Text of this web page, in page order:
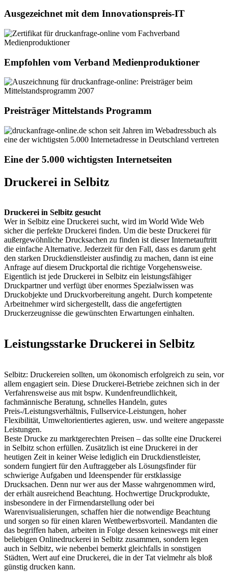
Ausgezeichnet mit dem Innovationspreis-IT
Empfohlen vom Verband Medienproduktioner
Preisträger Mittelstands Programm
Eine der 5.000 wichtigsten Internetseiten
Druckerei in Selbitz
Druckerei in Selbitz gesucht
Wer in Selbitz eine Druckerei sucht, wird im World Wide Web
sicher die perfekte Druckerei finden. Um die beste Druckerei für
außergewöhnliche Drucksachen zu finden ist dieser Internetauftritt
die einfache Alternative. Jederzeit für den Fall, dass es darum geht
den starken Druckdienstleister ausfindig zu machen, dann ist eine
Anfrage auf diesem Druckportal die richtige Vorgehensweise.
Eigentlich ist jede Druckerei in Selbitz ein leistungsfähiger
Druckpartner und verfügt über enormes Spezialwissen was
Druckobjekte und Druckvorbereitung angeht. Durch kompetente
Arbeitnehmer wird sichergestellt, dass die angefertigten
Druckerzeugnisse die gewünschten Erwartungen einhalten.
Leistungsstarke Druckerei in Selbitz
Selbitz: Druckereien sollten, um ökonomisch erfolgreich zu sein, vor
allem engagiert sein. Diese Druckerei-Betriebe zeichnen sich in der
Verfahrensweise aus mit bspw. Kundenfreundlichkeit,
fachmännische Beratung, schnelles Handeln, gutes
Preis-/Leistungsverhältnis, Fullservice-Leistungen, hoher
Flexibilität, Umweltorientiertes agieren, usw. und weitere angepasste
Leistungen.
Beste Drucke zu marktgerechten Preisen – das sollte eine Druckerei
in Selbitz schon erfüllen. Zusätzlich ist eine Druckerei in der
heutigen Zeit in keiner Weise lediglich ein Druckdienstleister,
sondern fungiert für den Auftraggeber als Lösungsfinder für
schwierige Aufgaben und Ideenspender für erstklassige
Drucksachen. Denn nur wer aus der Masse wahrgenommen wird,
der erhält ausreichend Beachtung. Hochwertige Druckprodukte,
insbesondere in der Firmendarstellung oder bei
Warenvisualisierungen, schaffen hier die notwendige Beachtung
und sorgen so für einen klaren Wettbewerbsvorteil. Mandanten die
das begriffen haben, arbeiten in Folge dessen keineswegs mit einer
beliebigen Onlinedruckerei in Selbitz zusammen, sondern legen
auch in Selbitz, wie nebenbei bemerkt gleichfalls in sonstigen
Städten, Wert auf eine Druckerei, die in der Tat vielmehr als bloß
günstig drucken kann.